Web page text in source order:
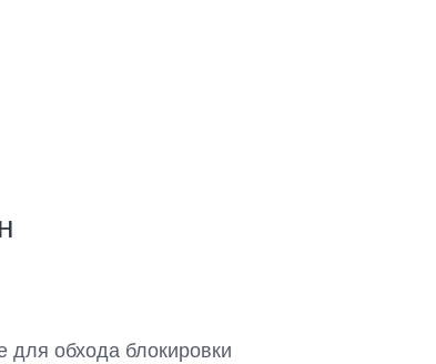
для обхода блокировки